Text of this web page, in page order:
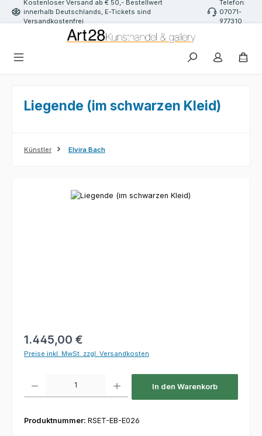
Zum Hauptinhalt springen
Kostenloser Versand ab € 50,- Bestellwert
innerhalb Deutschlands, E-Tickets sind
Versandkostenfrei
Telefon:
07071-
977310
Liegende (im schwarzen Kleid)
Künstler Elvira Bach
Bildergalerie überspringen
Regulärer Preis:
1.445,00 €
Preise inkl. MwSt. zzgl. Versandkosten
In den Warenkorb
Produktnummer: RSET-EB-E026